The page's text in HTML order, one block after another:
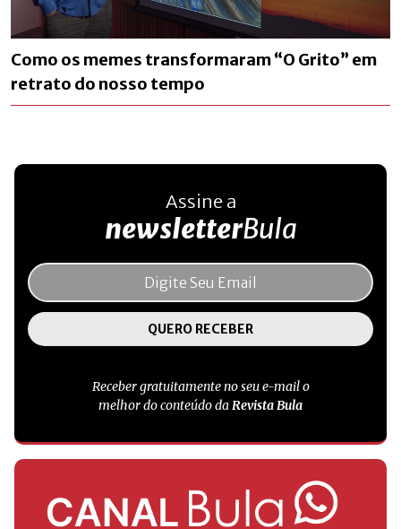
Como os memes transformaram “O Grito” em
retrato do nosso tempo
Assine a
newsletterBula
Receber gratuitamente no seu e-mail o
melhor do conteúdo daRevista Bula